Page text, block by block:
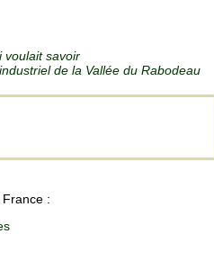
voulait savoir
de la Vallée du Rabodeau
: